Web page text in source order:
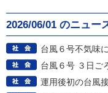
2026/06/01 のニュー
台風６号不気味
台風６号 ３日ご
運用後初の台風